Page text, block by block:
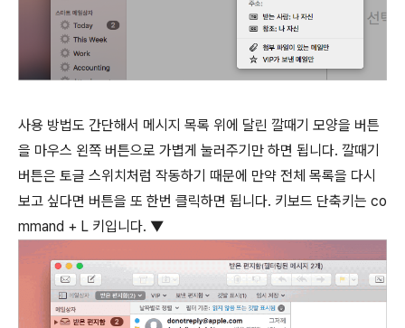
사용 방법도 간단해서 메시지 목록 위에 달린 깔때기 모양을 버튼
을 마우스 왼쪽 버튼으로 가볍게 눌러주기만 하면 됩니다. 깔때기
버튼은 토글 스위치처럼 작동하기 때문에 만약 전체 목록을 다시
보고 싶다면 버튼을 또 한번 클릭하면 됩니다. 키보드 단축키는 co
mmand + L 키입니다. ▼